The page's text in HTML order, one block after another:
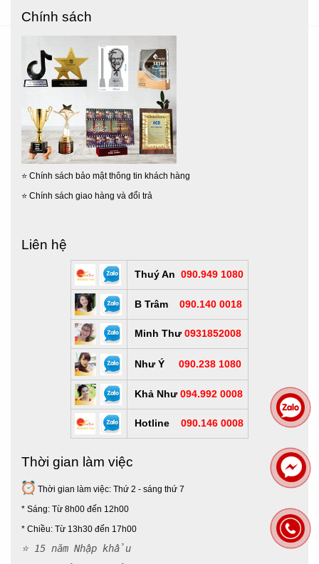
Chính sách
⭐ Chính sách bảo mật thông tin khách hàng
⭐ Chính sách giao hàng và đổi trả
Liên hệ
Thuý An 090.949 1080
B Trâm 090.140 0018
Minh Thư 0931852008
Như Ý 090.238 1080
Khả Như 094.992 0008
Hotline 090.146 0008
Thời gian làm việc
Thời gian làm việc: Thứ 2 - sáng thứ 7
* Sáng: Từ 8h00 đến 12h00
* Chiều: Từ 13h30 đến 17h00
⭐ 15 năm Nhập khẩu